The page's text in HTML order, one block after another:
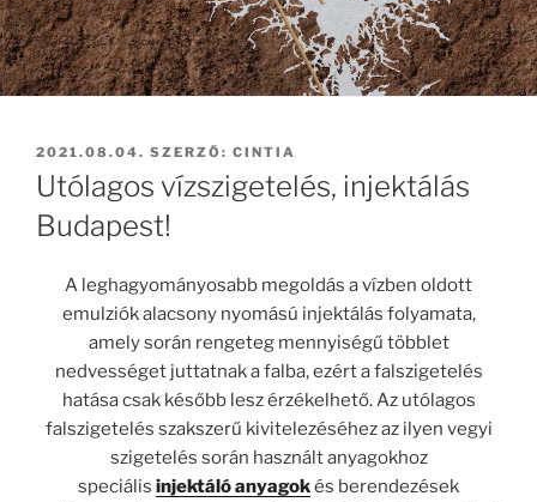
BEKÜLDVE:
2021.08.04. SZERZŐ: CINTIA
Utólagos vízszigetelés, injektálás
Budapest!
A leghagyományosabb megoldás a vízben oldott
emulziók alacsony nyomású injektálás folyamata,
amely során rengeteg mennyiségű többlet
nedvességet juttatnak a falba, ezért a falszigetelés
hatása csak később lesz érzékelhető. Az utólagos
falszigetelés szakszerű kivitelezéséhez az ilyen vegyi
szigetelés során használt anyagokhoz
speciális injektálóanyagokés berendezések